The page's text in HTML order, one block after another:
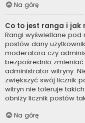
Na górę
Co to jest ranga i jak
Rangi wyświetlane pod
postów dany
moderatora czy
bezpośrednio
administrator witryny.
zwiększyć swój licznik
witryn nie toleruje
obniży licznik postów
Na górę